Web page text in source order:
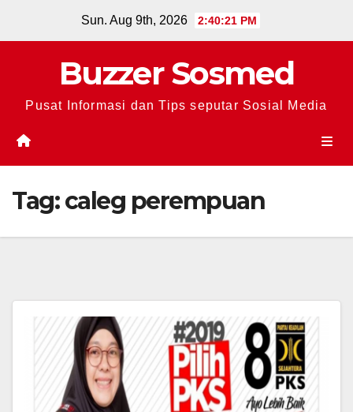
Sun. Aug 9th, 2026 2:40:21 PM
Buzzer Sosmed
Pusat Informasi dan Tips seputar Sosial Media
Tag:caleg perempuan